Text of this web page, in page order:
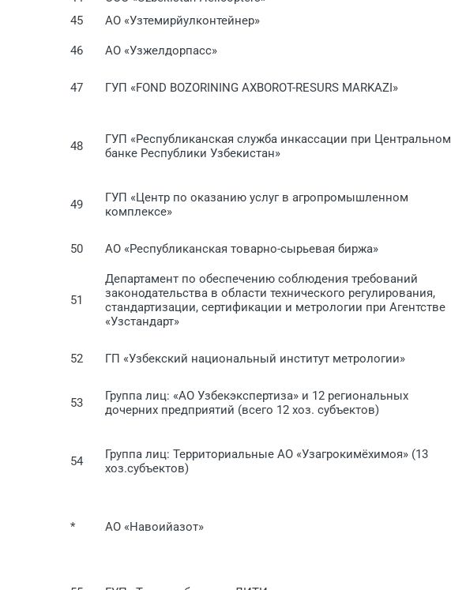
45
АО «Узтемирйулконтейнер»
46
АО «Узжелдорпасс»
47 ГУП «FOND BOZORINING AXBOROT-RESURS MARKAZI»
48
ГУП «Республиканская служба инкассации при Центральном
банке Республики Узбекистан»
49
ГУП «Центр по оказанию услуг в агропромышленном
комплексе»
50 АО «Республиканская товарно-сырьевая биржа»
51
Департамент по обеспечению соблюдения требований
законодательства в области технического регулирования,
стандартизации, сертификации и метрологии при Агентстве
«Узстандарт»
52 ГП «Узбекский национальный институт метрологии»
53
Группа лиц: «АО Узбекэкспертиза» и 12 региональных
дочерних предприятий (всего 12 хоз. субъектов)
54
Группа лиц: Территориальные АО «Узагрокимёхимоя» (13
хоз.субъектов)
* АО «Навоийазот»